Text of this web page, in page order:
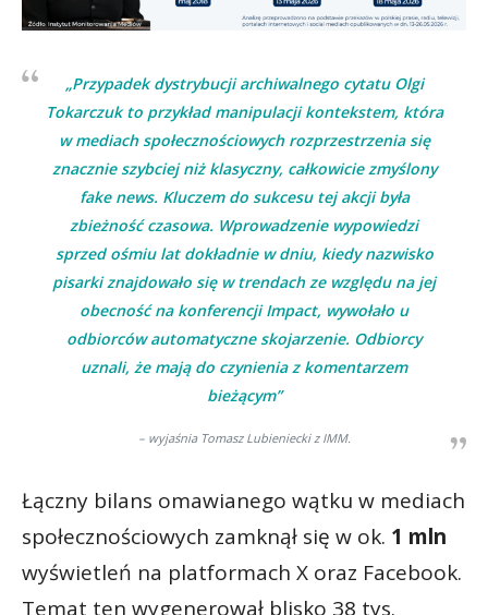
„Przypadek dystrybucji archiwalnego cytatu Olgi
Tokarczuk to przykład manipulacji kontekstem, która
w mediach społecznościowych rozprzestrzenia się
znacznie szybciej niż klasyczny, całkowicie zmyślony
fake news. Kluczem do sukcesu tej akcji była
zbieżność czasowa. Wprowadzenie wypowiedzi
sprzed ośmiu lat dokładnie w dniu, kiedy nazwisko
pisarki znajdowało się w trendach ze względu na jej
obecność na konferencji Impact, wywołało u
odbiorców automatyczne skojarzenie. Odbiorcy
uznali, że mają do czynienia z komentarzem
bieżącym”
– wyjaśnia Tomasz Lubieniecki z IMM.
Łączny bilans omawianego wątku w mediach
społecznościowych zamknął się w ok. 1 mln
wyświetleń na platformach X oraz Facebook.
Temat ten wygenerował blisko 38 tys.